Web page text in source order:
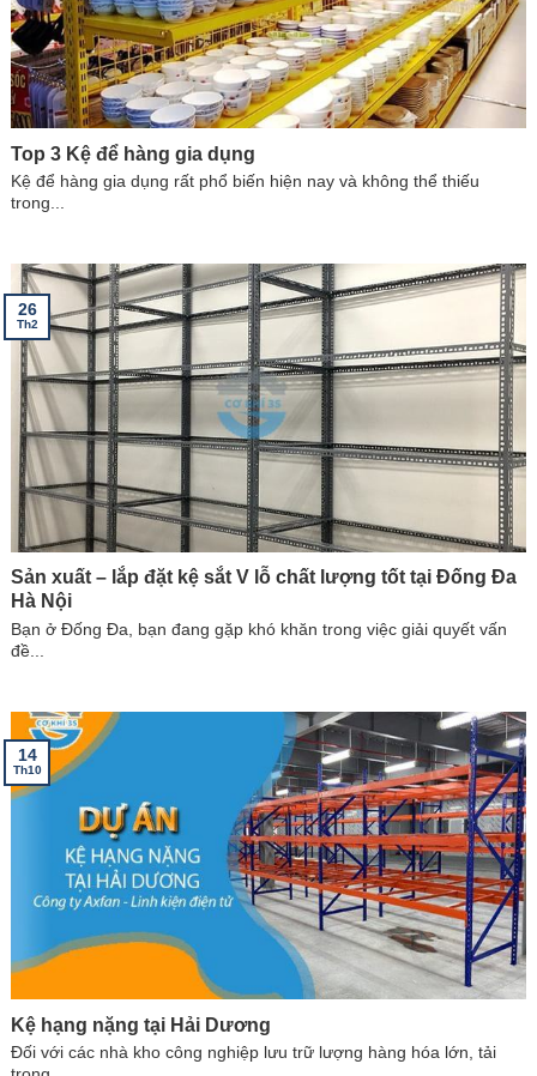
Top 3 Kệ để hàng gia dụng
Kệ để hàng gia dụng rất phổ biến hiện nay và không thể thiếu
trong...
Sản xuất – lắp đặt kệ sắt V lỗ chất lượng tốt tại Đống Đa
Hà Nội
Bạn ở Đống Đa, bạn đang gặp khó khăn trong việc giải quyết vấn
đề...
26
Th2
Kệ hạng nặng tại Hải Dương
Đối với các nhà kho công nghiệp lưu trữ lượng hàng hóa lớn, tải
14
Th10